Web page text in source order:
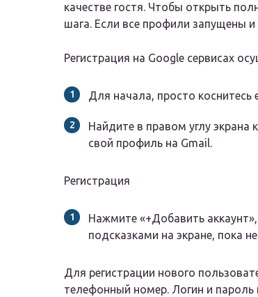
качестве гостя. Чтобы открыть
шага. Если все профили запущены и
Регистрация на Google сервисах
Для начала, просто коснитесь
Найдите в правом углу
свой профиль на Gmail.
Регистрация
Нажмите «+Добавить
подсказками на экране, пока
Для регистрации нового
телефонный номер. Логин и